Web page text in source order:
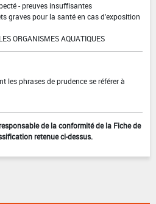
- preuves insuffisantes
graves pour la santé en cas d'exposition
ORGANISMES AQUATIQUES
les phrases de prudence se référer à
de la conformité de la Fiche de
retenue ci-dessus.